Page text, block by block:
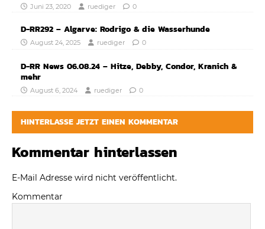
Juni 23, 2020 ruediger 0
D-RR292 – Algarve: Rodrigo & die Wasserhunde
August 24, 2025 ruediger 0
D-RR News 06.08.24 – Hitze, Debby, Condor, Kranich &
mehr
August 6, 2024 ruediger 0
HINTERLASSE JETZT EINEN KOMMENTAR
Kommentar hinterlassen
E-Mail Adresse wird nicht veröffentlicht.
Kommentar